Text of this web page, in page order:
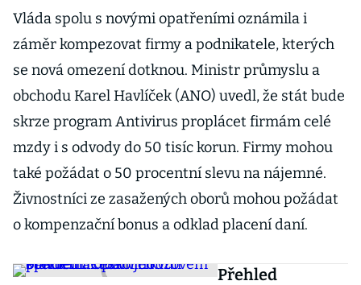
Vláda spolu s novými opatřeními oznámila i
záměr kompezovat firmy a podnikatele, kterých
se nová omezení dotknou. Ministr průmyslu a
obchodu Karel Havlíček (ANO) uvedl, že stát bude
skrze program Antivirus proplácet firmám celé
mzdy i s odvody do 50 tisíc korun. Firmy mohou
také požádat o 50 procentní slevu na nájemné.
Živnostníci ze zasažených oborů mohou požádat
o kompenzační bonus a odklad placení daní.
Přehled